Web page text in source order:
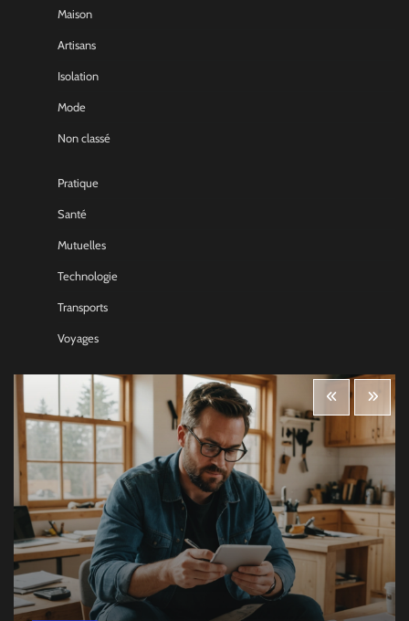
Maison
Artisans
Isolation
Mode
Non classé
Pratique
Santé
Mutuelles
Technologie
Transports
Voyages